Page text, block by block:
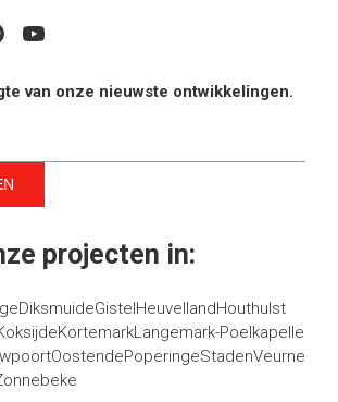
van onze nieuwste ontwikkelingen.
projecten in:
DiksmuideGistelHeuvellandHouthulst
KortemarkLangemark-Poelkapelle
OostendePoperingeStadenVeurne